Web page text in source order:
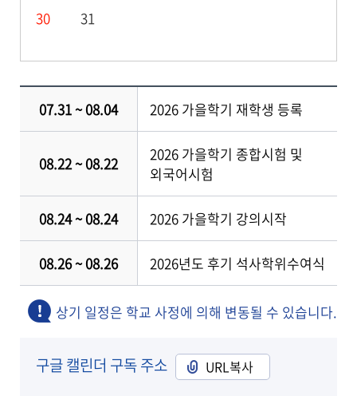
30 31
07.31 ~ 08.04 2026 가을학기 재학생 등록
08.22 ~ 08.22
2026 가을학기 종합시험 및
외국어시험
08.24 ~ 08.24 2026 가을학기 강의시작
08.26 ~ 08.26 2026년도 후기 석사학위수여식
상기 일정은 학교 사정에 의해 변동될 수 있습니다.
구글 캘린더 구독 주소 URL복사